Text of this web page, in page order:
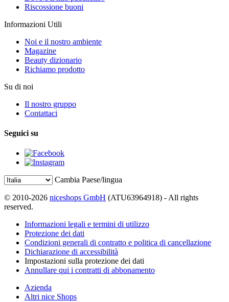
Riscossione buoni
Informazioni Utili
Noi e il nostro ambiente
Magazine
Beauty dizionario
Richiamo prodotto
Su di noi
Il nostro gruppo
Contattaci
Seguici su
Cambia Paese/lingua
© 2010-2026 niceshops GmbH (ATU63964918) - All rights
reserved.
Informazioni legali e termini di utilizzo
Protezione dei dati
Condizioni generali di contratto e politica di cancellazione
Dichiarazione di accessibilità
Impostazioni sulla protezione dei dati
Annullare qui i contratti di abbonamento
Azienda
Altri nice Shops